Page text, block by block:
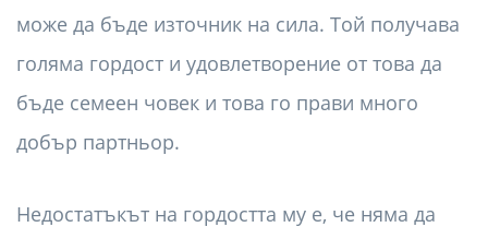
може да бъде източник на сила. Той получава
голяма гордост и удовлетворение от това да
бъде семеен човек и това го прави много
добър партньор.
Недостатъкът на гордостта му е, че няма да